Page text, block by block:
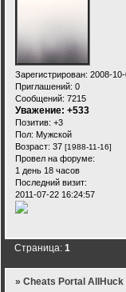
Зарегистрирован: 2008-
Приглашений: 0
Сообщений: 7215
Уважение: +533
Позитив: +3
Пол: Мужской
Возраст: 37 [1988-11-16]
Провел на форуме:
1 день 18 часов
Последний визит:
2011-07-22 16:24:57
Страница:1
»Cheats Portal AllHuck